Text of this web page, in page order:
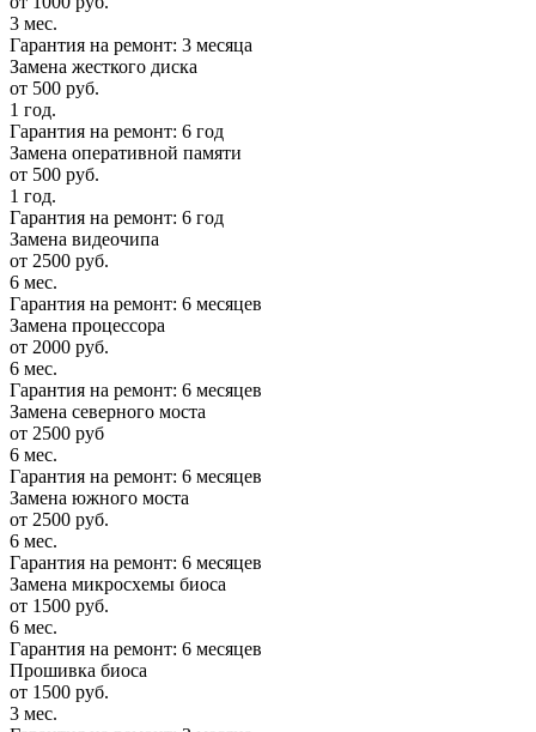
3 мес.
Гарантия на ремонт: 3 месяца
Замена жесткого диска
от 500 руб.
1 год.
Гарантия на ремонт: 6 год
Замена оперативной памяти
от 500 руб.
1 год.
Гарантия на ремонт: 6 год
Замена видеочипа
от 2500 руб.
6 мес.
Гарантия на ремонт: 6 месяцев
Замена процессора
от 2000 руб.
6 мес.
Гарантия на ремонт: 6 месяцев
Замена северного моста
от 2500 руб
6 мес.
Гарантия на ремонт: 6 месяцев
Замена южного моста
от 2500 руб.
6 мес.
Гарантия на ремонт: 6 месяцев
Замена микросхемы биоса
от 1500 руб.
6 мес.
Гарантия на ремонт: 6 месяцев
Прошивка биоса
от 1500 руб.
3 мес.